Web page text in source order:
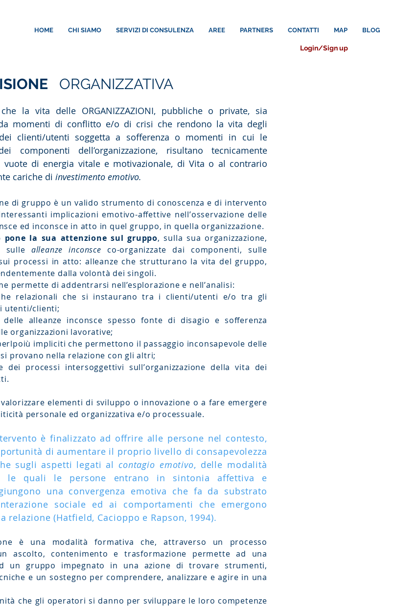
HOME CHI SIAMO SERVIZI DI CONSULENZA AREE PARTNERS CONTATTI MAP BLOG
Login/Sign up
ORGANIZZATIVA
la vita delle ORGANIZZAZIONI, pubbliche o private, sia
momenti di conflitto e/o di crisi che rendono la vita degli
clienti/utenti soggetta a sofferenza o momenti in cui le
componenti dell’organizzazione, risultano tecnicamente
vuote di energia vitale e motivazionale, di Vita o al contrario
cariche di investimento emotivo.
di gruppo è un valido strumento di conoscenza e di intervento
implicazioni emotivo-affettive nellʼosservazione delle
ed inconsce in atto in quel gruppo, in quella organizzazione.
pone la sua attenzione sul gruppo, sulla sua organizzazione,
sulle alleanze inconsce co-organizzate dai componenti, sulle
processi in atto: alleanze che strutturano la vita del gruppo,
dalla volontà dei singoli.
permette di addentrarsi nell’esplorazione e nellʼanalisi:
relazionali che si instaurano tra i clienti/utenti e/o tra gli
utenti/clienti;
alleanze inconsce spesso fonte di disagio e sofferenza
organizzazioni lavorative;
impliciti che permettono il passaggio inconsapevole delle
provano nella relazione con gli altri;
dei processi intersoggettivi sullʼorganizzazione della vita dei
valorizzare elementi di sviluppo o innovazione o a fare emergere
personale ed organizzativa e/o processuale.
è finalizzato ad offrire alle persone nel contesto,
di aumentare il proprio livello di consapevolezza
sugli aspetti legati al contagio emotivo, delle modalità
le quali le persone entrano in sintonia affettiva e
una convergenza emotiva che fa da substrato
sociale ed ai comportamenti che emergono
relazione (Hatfield, Cacioppo e Rapson, 1994).
è una modalità formativa che, attraverso un processo
ascolto, contenimento e trasformazione permette ad una
un gruppo impegnato in una azione di trovare strumenti,
e un sostegno per comprendere, analizzare e agire in una
che gli operatori si danno per sviluppare le loro competenze